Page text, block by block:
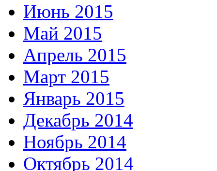
Июнь 2015
Май 2015
Апрель 2015
Март 2015
Январь 2015
Декабрь 2014
Ноябрь 2014
Октябрь 2014